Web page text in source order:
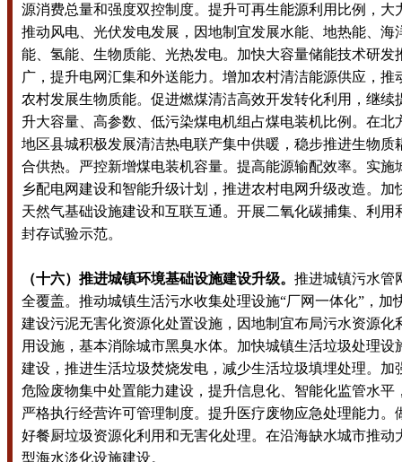
源消费总量和强度双控制度。提升可再生能源利用比例，大
推动风电、光伏发电发展，因地制宜发展水能、地热能、海
能、氢能、生物质能、光热发电。加快大容量储能技术研发
广，提升电网汇集和外送能力。增加农村清洁能源供应，推
农村发展生物质能。促进燃煤清洁高效开发转化利用，继续
升大容量、高参数、低污染煤电机组占煤电装机比例。在北
地区县城积极发展清洁热电联产集中供暖，稳步推进生物质
合供热。严控新增煤电装机容量。提高能源输配效率。实施
乡配电网建设和智能升级计划，推进农村电网升级改造。加
天然气基础设施建设和互联互通。开展二氧化碳捕集、利用
封存试验示范。
（十六）推进城镇环境基础设施建设升级。 推进城镇污水管
全覆盖。推动城镇生活污水收集处理设施“厂网一体化”，加
建设污泥无害化资源化处置设施，因地制宜布局污水资源化
用设施，基本消除城市黑臭水体。加快城镇生活垃圾处理设
建设，推进生活垃圾焚烧发电，减少生活垃圾填埋处理。加
危险废物集中处置能力建设，提升信息化、智能化监管水平
严格执行经营许可管理制度。提升医疗废物应急处理能力。
好餐厨垃圾资源化利用和无害化处理。在沿海缺水城市推动
型海水淡化设施建设。